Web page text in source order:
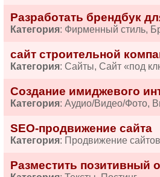
Разработать брендбук
Категория: Фирменный стиль,
сайт строительной
Категория: Сайты, Сайт «под
Создание имиджевого
Категория: Аудио/Видео/Фото,
SEO-продвижение сайта
Категория: Продвижение
Разместить позитивный